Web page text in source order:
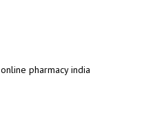
online pharmacy india